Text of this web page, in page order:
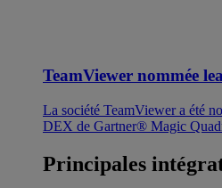
TeamViewer nommée
La société TeamViewer a été
DEX de Gartner® Magic
Principales